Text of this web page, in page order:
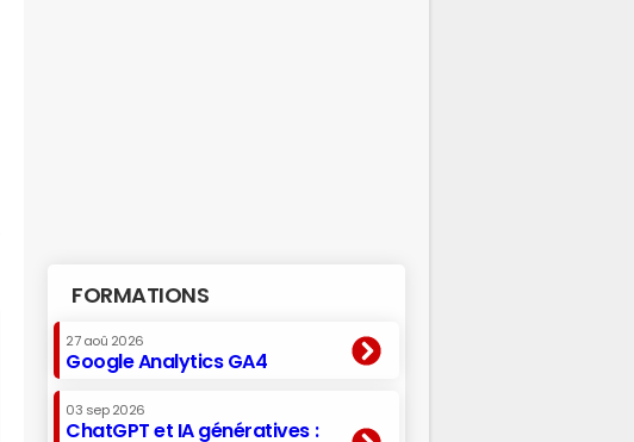
FORMATIONS
27 aoû 2026
Google Analytics GA4
03 sep 2026
ChatGPT et IA génératives :